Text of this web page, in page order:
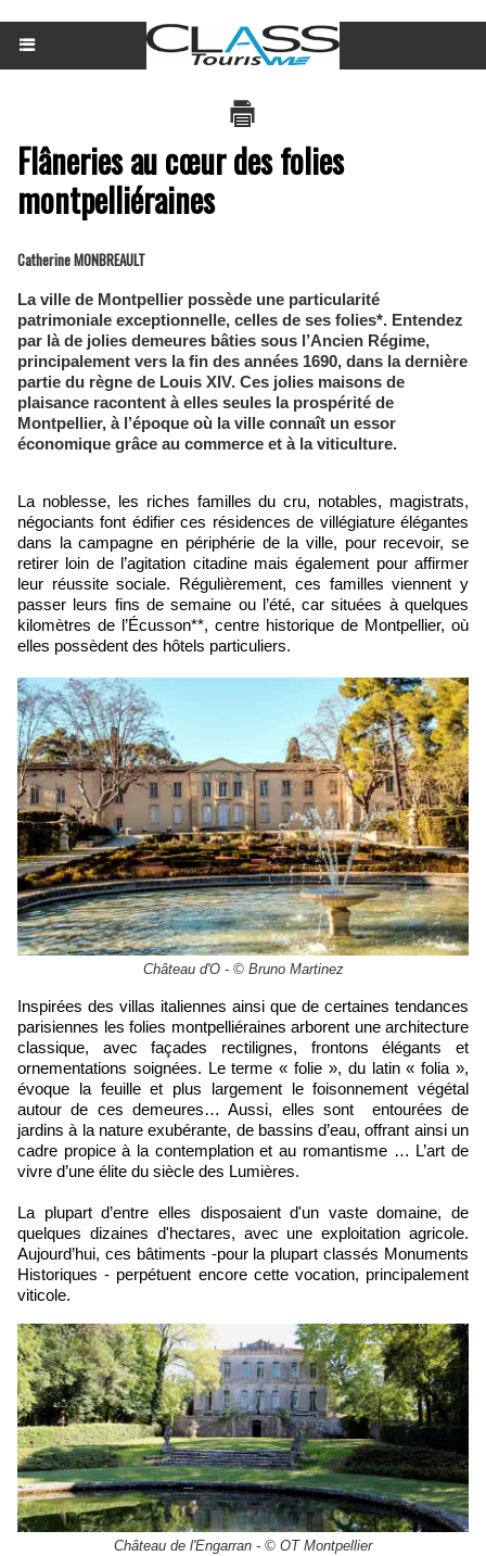
Flâneries au cœur des folies
montpelliéraines
Catherine MONBREAULT
La ville de Montpellier possède une particularité
patrimoniale exceptionnelle, celles de ses folies*. Entendez
par là de jolies demeures bâties sous l’Ancien Régime,
principalement vers la fin des années 1690, dans la dernière
partie du règne de Louis XIV. Ces jolies maisons de
plaisance racontent à elles seules la prospérité de
Montpellier, à l’époque où la ville connaît un essor
économique grâce au commerce et à la viticulture.
La noblesse, les riches familles du cru, notables, magistrats,
négociants font édifier ces résidences de villégiature élégantes
dans la campagne en périphérie de la ville, pour recevoir, se
retirer loin de l’agitation citadine mais également pour affirmer
leur réussite sociale. Régulièrement, ces familles viennent y
passer leurs fins de semaine ou l’été, car situées à quelques
kilomètres de l’Écusson**, centre historique de Montpellier, où
elles possèdent des hôtels particuliers.
Château d'O - © Bruno Martinez
Inspirées des villas italiennes ainsi que de certaines tendances
parisiennes les folies montpelliéraines arborent une architecture
classique, avec façades rectilignes, frontons élégants et
ornementations soignées. Le terme « folie », du latin « folia »,
évoque la feuille et plus largement le foisonnement végétal
autour de ces demeures… Aussi, elles sont entourées de
jardins à la nature exubérante, de bassins d’eau, offrant ainsi un
cadre propice à la contemplation et au romantisme … L’art de
vivre d’une élite du siècle des Lumières.
La plupart d’entre elles disposaient d'un vaste domaine, de
quelques dizaines d'hectares, avec une exploitation agricole.
Aujourd’hui, ces bâtiments -pour la plupart classés Monuments
Historiques - perpétuent encore cette vocation, principalement
viticole.
Château de l'Engarran - © OT Montpellier